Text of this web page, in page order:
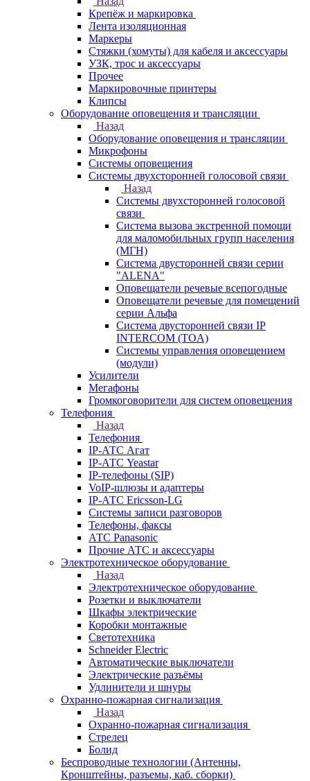
Крепёж и маркировка
Лента изоляционная
Маркеры
Стяжки (хомуты) для кабеля и аксессуары
УЗК, трос и аксессуары
Прочее
Маркировочные принтеры
Клипсы
Оборудование оповещения и трансляции
Назад
Оборудование оповещения и трансляции
Микрофоны
Системы оповещения
Системы двухсторонней голосовой связи
Назад
Системы двухсторонней голосовой
связи
Система вызова экстренной помощи
для маломобильных групп населения
(МГН)
Система двусторонней связи серии
"ALENA"
Оповещатели речевые всепогодные
Оповещатели речевые для помещений
серии Альфа
Система двусторонней связи IP
INTERCOM (TOA)
Системы управления оповещением
(модули)
Усилители
Мегафоны
Громкоговорители для систем оповещения
Телефония
Назад
Телефония
IP-АТС Агат
IP-АТС Yeastar
IP-телефоны (SIP)
VoIP-шлюзы и адаптеры
IP-АТС Ericsson-LG
Системы записи разговоров
Телефоны, факсы
АТС Panasonic
Прочие АТС и аксессуары
Электротехническое оборудование
Назад
Электротехническое оборудование
Розетки и выключатели
Шкафы электрические
Коробки монтажные
Светотехника
Schneider Electric
Автоматические выключатели
Электрические разъёмы
Удлинители и шнуры
Охранно-пожарная сигнализация
Назад
Охранно-пожарная сигнализация
Стрелец
Болид
Беспроводные технологии (Антенны,
Кронштейны, разъемы, каб. сборки)